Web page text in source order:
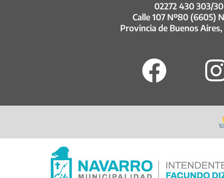
02272 430 303/
Calle 107 Nº80 (6605)
Provincia de Buenos